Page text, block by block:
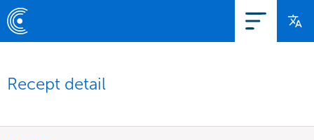
Recept detail